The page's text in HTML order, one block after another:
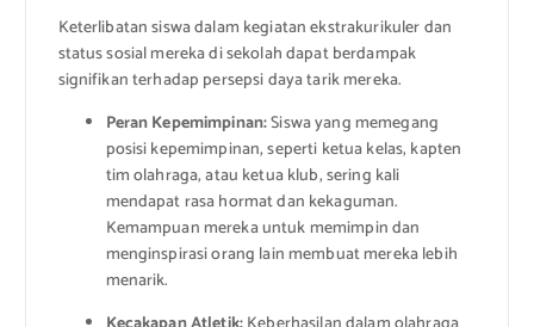
Keterlibatan siswa dalam kegiatan ekstrakurikuler dan
status sosial mereka di sekolah dapat berdampak
signifikan terhadap persepsi daya tarik mereka.
Peran Kepemimpinan:Siswa yang memegang
posisi kepemimpinan, seperti ketua kelas, kapten
tim olahraga, atau ketua klub, sering kali
mendapat rasa hormat dan kekaguman.
Kemampuan mereka untuk memimpin dan
menginspirasi orang lain membuat mereka lebih
menarik.